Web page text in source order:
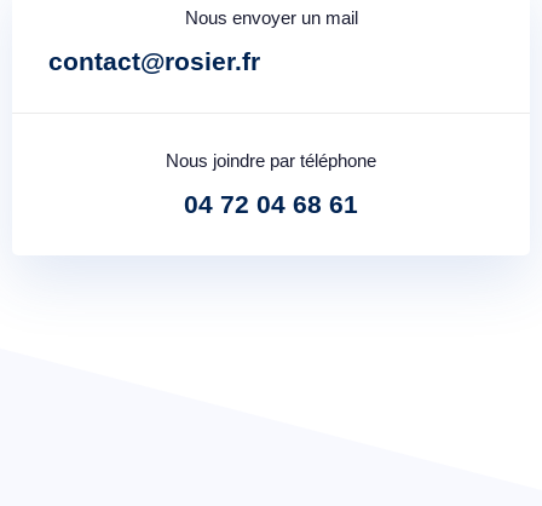
Nous envoyer un mail
contact@rosier.fr
Nous joindre par téléphone
04 72 04 68 61